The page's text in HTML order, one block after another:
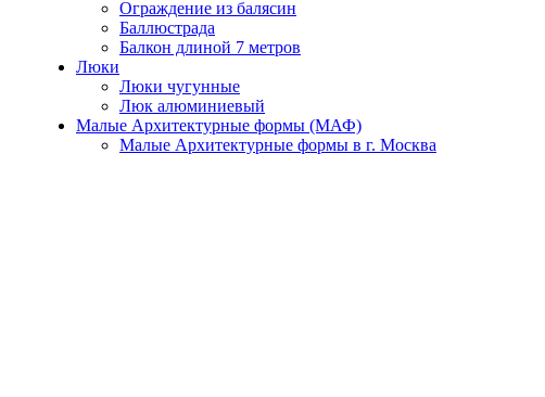
Ограждение из балясин
Баллюстрада
Балкон длиной 7 метров
Люки
Люки чугунные
Люк алюминиевый
Малые Архитектурные формы (МАФ)
Малые Архитектурные формы в г. Москва